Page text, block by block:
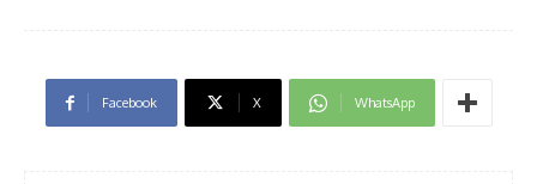
Facebook X WhatsApp